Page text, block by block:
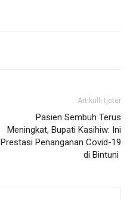
Artikulli tjetër
Pasien Sembuh Terus
Meningkat, Bupati Kasihiw: Ini
Prestasi Penanganan Covid-19
di Bintuni